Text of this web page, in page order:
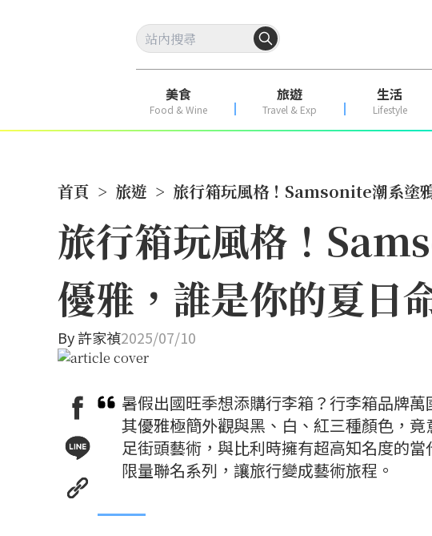
美食
Food & Wine
旅遊
Travel & Exp
生活
Lifestyle
首頁 > 旅遊 > 旅行箱玩風格！Samsonite潮系塗
旅行箱玩風格！
優雅，誰是你的夏日
By許家禎2025/07/10
暑假出國旺季想添購行李箱？行李箱品牌
其優雅極簡外觀與黑、白、紅三種顏色，
足街頭藝術，與比利時擁有超高知名度的
限量聯名系列，讓旅行變成藝術旅程。